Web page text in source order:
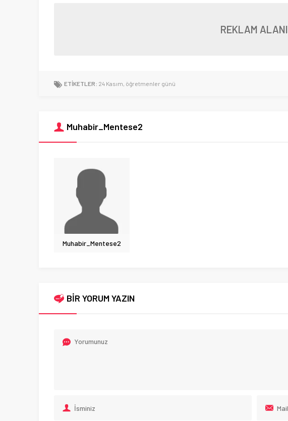
REKLAM ALANI
ETİKETLER: 24 Kasım, öğretmenler günü
Muhabir_Mentese2
Muhabir_Mentese2
BİR YORUM YAZIN